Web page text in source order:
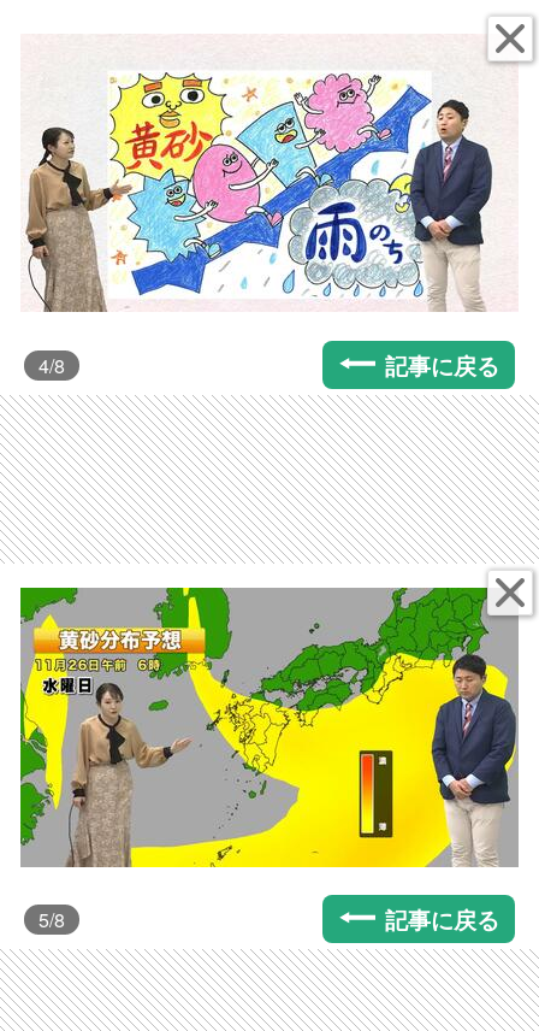
4/8 記事に戻る
5/8 記事に戻る